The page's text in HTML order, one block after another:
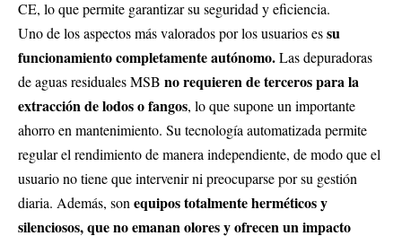
CE, lo que permite garantizar su seguridad y eficiencia.
Uno de los aspectos más valorados por los usuarios essu
funcionamiento completamente autónomo.Las depuradoras
de aguas residuales MSB no requieren de terceros para la
extracción de lodos o fangos, lo que supone un importante
ahorro en mantenimiento. Su tecnología automatizada permite
regular el rendimiento de manera independiente, de modo que el
usuario no tiene que intervenir ni preocuparse por su gestión
diaria. Además, son equipos totalmente herméticos y
silenciosos, que no emanan olores y ofrecen un impacto